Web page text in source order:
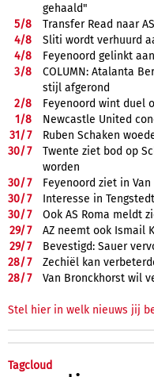
gehaald"
5/8
Transfer Read naar
4/8
Sliti wordt verhuurd
4/8
Feyenoord gelinkt
3/8
COLUMN: Atalanta
stijl afgerond
2/8
Feyenoord wint duel
1/8
Newcastle United
31/7
Ruben Schaken
30/7
Twente ziet bod op
worden
30/7
Feyenoord ziet in
30/7
Interesse in
30/7
Ook AS Roma meldt
29/7
AZ neemt ook Ismail
29/7
Bevestigd: Sauer
28/7
Zechiël kan
28/7 Van Bronckhorst wil
Stel hier in welk nieuws jij
Tagcloud